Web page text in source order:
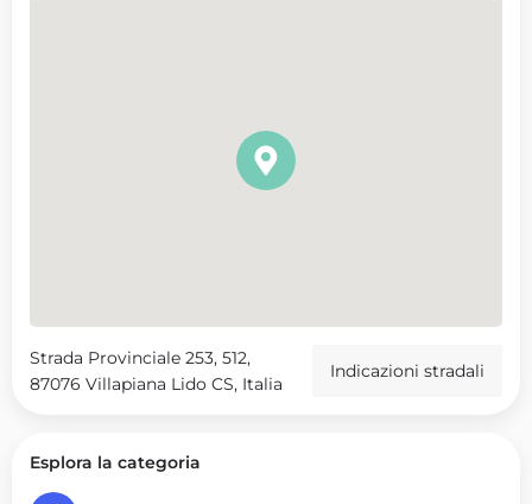
Strada Provinciale 253, 512,
87076 Villapiana Lido CS, Italia
Indicazioni stradali
Esplora la categoria